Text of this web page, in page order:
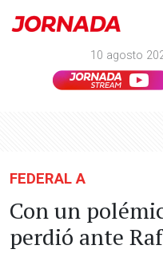
10 agosto
FEDERAL A
Con un
perdió ante